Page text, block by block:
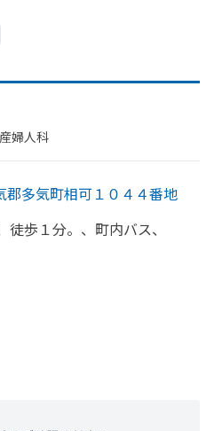
婦人科
郡多気町相可１０４４番地
徒歩１分。、 町内バス、